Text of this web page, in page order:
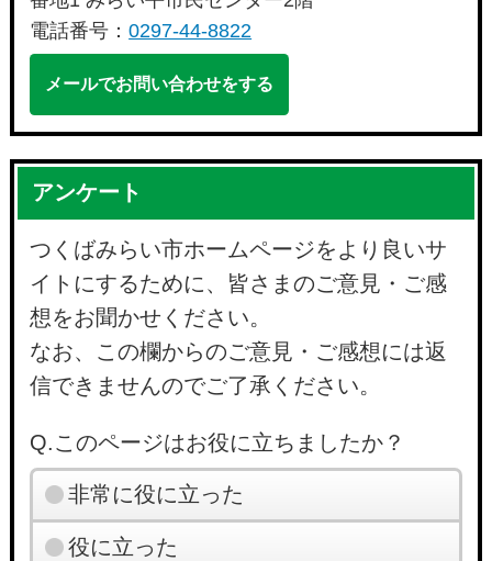
電話番号：0297-44-8822
メールでお問い合わせをする
アンケート
つくばみらい市ホームページをより良いサ
イトにするために、皆さまのご意見・ご感
想をお聞かせください。
なお、この欄からのご意見・ご感想には返
信できませんのでご了承ください。
Q.このページはお役に立ちましたか？
非常に役に立った
役に立った